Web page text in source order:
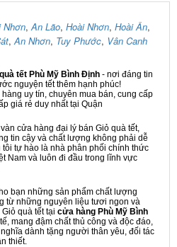
Nhơn,An Lão, Hoài Nhơn, Hoài Ân,
,An Nhơn, Tuy Phước, Vân Canh
tết Phù Mỹ Bình Định - nơi đáng tin
nguyện tết thêm hạnh phúc!
uy tín, chuyên mua bán, cung cấp
giá rẻ duy nhất tại Quận
cửa hàng đại lý bán Giỏ quà tết,
tin cậy và chất lượng không phải dễ
tự hào là nhà phân phối chính thức
Nam và luôn đi đầu trong lĩnh vực
bạn những sản phẩm chất lượng
từ những nguyên liệu tươi ngon và
quà tết tại cửa hàng Phù Mỹ Bình
mang đậm chất thủ công và độc đáo,
dành tặng người thân yêu, đối tác
thiết.